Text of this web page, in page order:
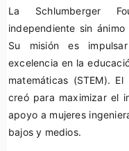
La Schlumberger
independiente sin
Su misión es
excelencia en la
matemáticas (STEM).
creó para maximizar el
apoyo a mujeres
bajos y medios.